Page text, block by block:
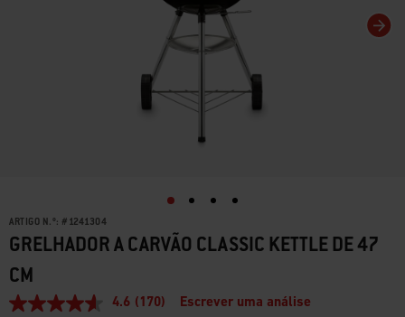
ARTIGO N.º: # 1241304
GRELHADOR A CARVÃO CLASSIC KETTLE DE 47
CM
4.6
4.6 (170) Escrever uma análise